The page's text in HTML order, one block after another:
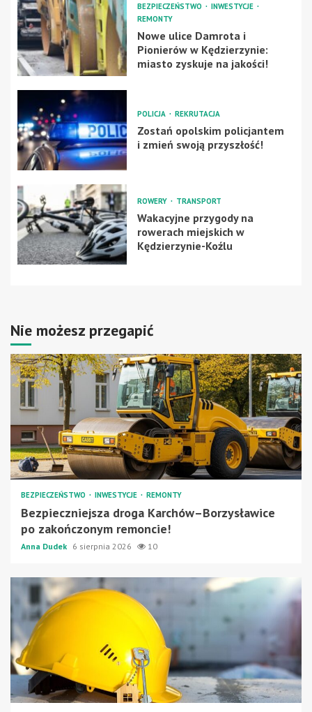
BEZPIECZEŃSTWO
INWESTYCJE
REMONTY
Nowe ulice Damrota i
Pionierów w Kędzierzynie:
miasto zyskuje na jakości!
POLICJA REKRUTACJA
Zostań opolskim policjantem
i zmień swoją przyszłość!
ROWERY TRANSPORT
Wakacyjne przygody na
rowerach miejskich w
Kędzierzynie-Koźlu
Nie możesz przegapić
BEZPIECZEŃSTWO INWESTYCJE REMONTY
Bezpieczniejsza droga Karchów–Borzysławice
po zakończonym remoncie!
Anna Dudek 6 sierpnia 2026 10